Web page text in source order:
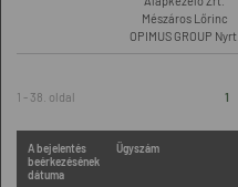
Mészáros Lőrinc
OPIMUS GROUP Nyrt.
1 - 38. oldal 1
A bejelentés
beérkezésének
dátuma
Ügyszám